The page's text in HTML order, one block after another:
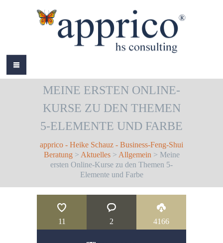
ÜBER MICH
LEISTUNGEN
REFERENZEN
KONTAKT
MEINE ERSTEN ONLINE-
KURSE ZU DEN THEMEN
5-ELEMENTE UND FARBE
apprico - Heike Schauz - Business-Feng-Shui
Beratung> Aktuelles> Allgemein > Meine
ersten Online-Kurse zu den Themen 5-
Elemente und Farbe
11 2 4166